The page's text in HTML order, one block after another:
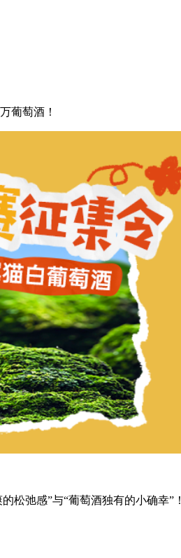
葡萄酒！
松弛感”与“葡萄酒独有的小确幸”！